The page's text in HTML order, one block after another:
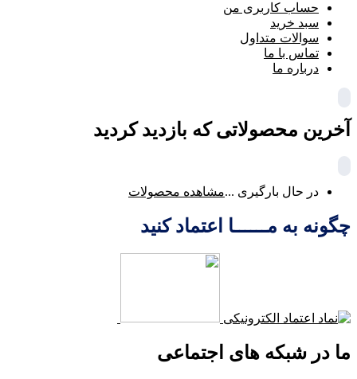
حساب کاربری من
سبد خرید
سوالات متداول
تماس با ما
درباره ما
آخرین محصولاتی که بازدید کردید
در حال بارگیری ...مشاهده محصولات
چگونه به مــــــا اعتماد کنید
ما در شبکه های اجتماعی